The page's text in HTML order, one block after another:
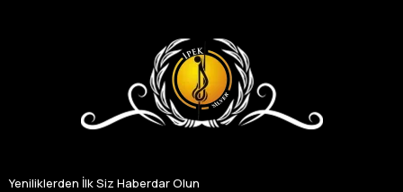
Yeniliklerden İlk Siz Haberdar Olun